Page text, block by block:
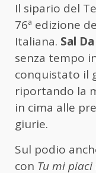
Il sipario del
76ª edizione
Italiana. Sal
senza tempo
conquistato il
riportando la
in cima alle
giurie.
Sul podio
con Tu mi